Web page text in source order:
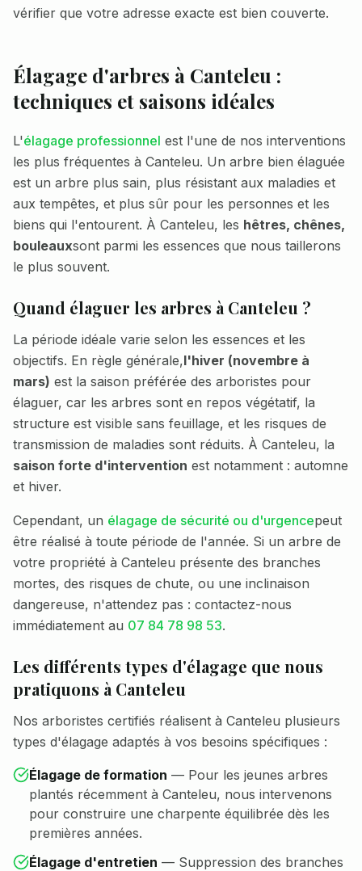
vérifier que votre adresse exacte est bien couverte.
Élagage d'arbres à Canteleu :
techniques et saisons idéales
L'élagage professionnel est l'une de nos interventions
les plus fréquentes à Canteleu. Un arbre bien élaguée
est un arbre plus sain, plus résistant aux maladies et
aux tempêtes, et plus sûr pour les personnes et les
biens qui l'entourent. À Canteleu, les hêtres, chênes,
bouleauxsont parmi les essences que nous taillerons
le plus souvent.
Quand élaguer les arbres à Canteleu ?
La période idéale varie selon les essences et les
objectifs. En règle générale,l'hiver (novembre à
mars) est la saison préférée des arboristes pour
élaguer, car les arbres sont en repos végétatif, la
structure est visible sans feuillage, et les risques de
transmission de maladies sont réduits. À Canteleu, la
saison forte d'intervention est notamment : automne
et hiver.
Cependant, un élagage de sécurité ou d'urgencepeut
être réalisé à toute période de l'année. Si un arbre de
votre propriété à Canteleu présente des branches
mortes, des risques de chute, ou une inclinaison
dangereuse, n'attendez pas : contactez-nous
immédiatement au 07 84 78 98 53.
Les différents types d'élagage que nous
pratiquons à Canteleu
Nos arboristes certifiés réalisent à Canteleu plusieurs
types d'élagage adaptés à vos besoins spécifiques :
Élagage de formation — Pour les jeunes arbres
plantés récemment à Canteleu, nous intervenons
pour construire une charpente équilibrée dès les
premières années.
Élagage d'entretien — Suppression des branches